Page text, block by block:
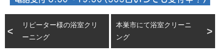
リピーター様の浴室クリ
ーニング
本巣市にて浴室クリーニ
ング